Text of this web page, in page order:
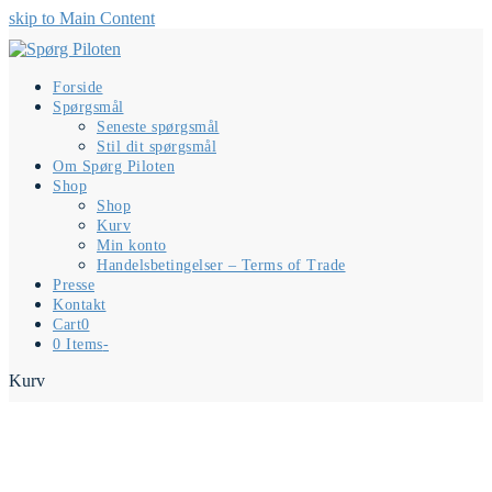
skip to Main Content
Forside
Spørgsmål
Seneste spørgsmål
Stil dit spørgsmål
Om Spørg Piloten
Shop
Shop
Kurv
Min konto
Handelsbetingelser – Terms of Trade
Presse
Kontakt
Cart0
0 Items-
Kurv